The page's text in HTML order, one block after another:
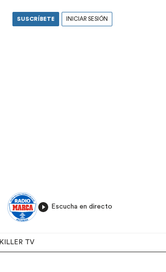
SUSCRÍBETE INICIAR SESIÓN
Escucha en directo
KILLER TV